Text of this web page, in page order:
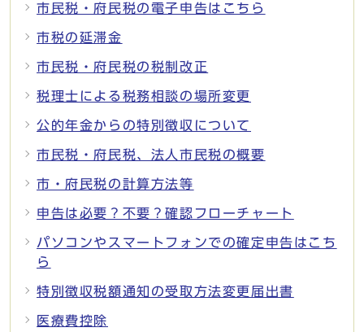
市民税・府民税の電子申告はこちら
市税の延滞金
市民税・府民税の税制改正
税理士による税務相談の場所変更
公的年金からの特別徴収について
市民税・府民税、法人市民税の概要
市・府民税の計算方法等
申告は必要？不要？確認フローチャート
パソコンやスマートフォンでの確定申告はこち
ら
特別徴収税額通知の受取方法変更届出書
医療費控除